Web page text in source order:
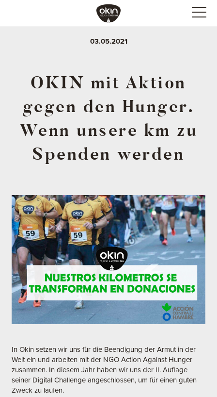
03.05.2021
OKIN mit Aktion
gegen den Hunger.
Wenn unsere km zu
Spenden werden
In Okin setzen wir uns für die Beendigung der Armut in der
Welt ein und arbeiten mit der NGO Action Against Hunger
zusammen. In diesem Jahr haben wir uns der II. Auflage
seiner Digital Challenge angeschlossen, um für einen guten
Zweck zu laufen.